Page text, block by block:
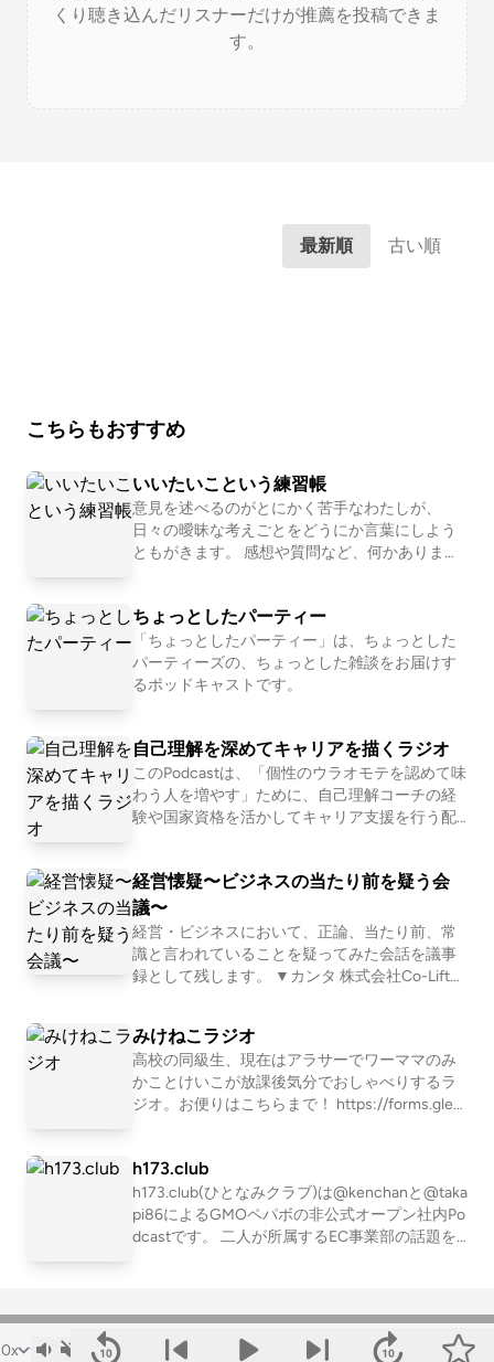
くり聴き込んだリスナーだけが推薦を投稿できま
す。
最新順 古い順
こちらもおすすめ
いいたいこという練習帳
意見を述べるのがとにかく苦手なわたしが、
日々の曖昧な考えごとをどうにか言葉にしよう
ともがきます。 感想や質問など、何かありまし
も）: https://wavebox.me/wave/bc7sgqttzpd8w
w2u/ 文字起こし: https://listen.style/p/iitai?t8gr
eVUD webサイト: https://scrapbox.io/iitai/
ちょっとしたパーティー
「ちょっとしたパーティー」は、ちょっとした
パーティーズの、ちょっとした雑談をお届けす
るポッドキャストです。
自己理解を深めてキャリアを描くラジオ
このPodcastは、「個性のウラオモテを認めて味
わう人を増やす」ために、自己理解コーチの経
験や国家資格を活かしてキャリア支援を行う配
てお話しする番組です。キャリアについてのお
悩みがあり「番組内で紹介しても良いよ」とい
う方がいらっしゃればInstagram（@kyanapioka
0913）のDMでお送り頂けると有難いです。 ※
本番組は株式会社ジコリカイが運営する番組で
介） 兵庫県出身、京都府在住。一児の父。国家
資格キャリアコンサルタント、ひふみコーチ株
式会社認定 プロフェッショナルコーチ。大学卒
業後に大手ビール会社へ入社、現在は外食コン
として活動。プロコーチとしては通算100名以上
のクライアントに対して、累計500時間以上の
有料セッションを提供。共同Podcast『パラレル
ワーカーの本音』も配信中。 LISTEN：https://li
経営懐疑〜ビジネスの当たり前を疑う会
議〜
経営・ビジネスにおいて、正論、当たり前、常
識と言われていることを疑ってみた会話を議事
録として残します。 ▼カンタ 株式会社Co-Lift
めい」MC / など ▼ヒトシ 株式会社Teacher Tea
cher 代表取締役 共同CEO / ポッドキャスト番組
『子育てのラジオ「Teacher Teacher」MC』 /
など 文字起こしはこちらでご覧いただけます。
みけねこラジオ
高校の同級生、現在はアラサーでワーママのみ
かことけいこが放課後気分でおしゃべりするラ
ジオ。お便りはこちらまで！ https://forms.gle/L
m/mikeneko_radio/ ▼LISTEN（配信内容をテキ
ストで読めます） https://listen.style/p/mikenek
oradio?owwaX3ia
h173.club
h173.club(ひとなみクラブ)は@kenchanと@taka
pi86によるGMOペパボの非公式オープン社内Po
dcastです。 二人が所属するEC事業部の話題を